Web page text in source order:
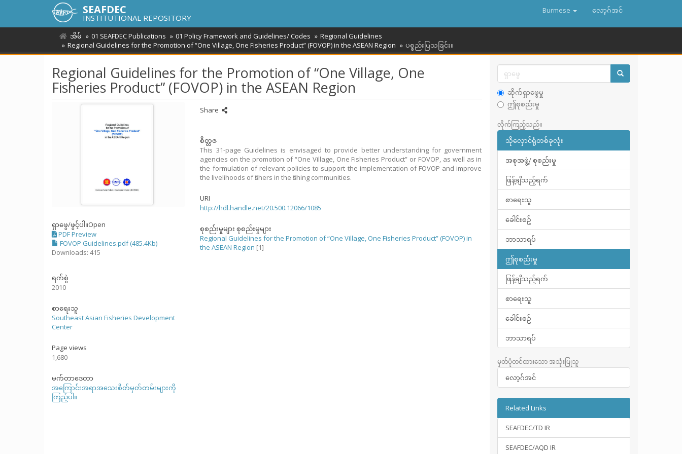
SEAFDEC
INSTITUTIONAL REPOSITORY
Burmese လော့ဂ်အင်
အိမ် 01 SEAFDEC Publications 01 Policy Framework and Guidelines/ Codes
Regional Guidelines
Regional Guidelines for the Promotion of “One Village, One Fisheries Product” (FOVOP) in the ASEAN Region
ပစ္စည်းပြသခြင်း။
Regional Guidelines for the Promotion of “One Village, One
Fisheries Product” (FOVOP) in the ASEAN Region
ရှာဖွေ/ဖွင့်ပါ။Open
PDF Preview
FOVOP Guidelines.pdf (485.4Kb)
Downloads: 415
ရက်စွဲ
2010
စာရေးသူ
Southeast Asian Fisheries Development
Center
Page views
1,680
မက်တာဒေတာ
အကြောင်းအရာအသေးစိတ်မှတ်တမ်းများကို
ကြည့်ပါ။
Share
စိတ္တဇ
This 31-page Guidelines is envisaged to provide better understanding for government
agencies on the promotion of “One Village, One Fisheries Product” or FOVOP, as well as in
the formulation of relevant policies to support the implementation of FOVOP and improve
the livelihoods of fishers in the fishing communities.
URI
http://hdl.handle.net/20.500.12066/1085
စုစည်းမှုများ စုစည်းမှုများ
Regional Guidelines for the Promotion of “One Village, One Fisheries Product” (FOVOP) in
the ASEAN Region [1]
ဆိုက်ရှာဖွေမှု
ဤစုစည်းမှု
လိုက်ကြည့်သည်။
သိုလှောင်ရုံတစ်ခုလုံး
အစုအဖွဲ့/ စုစည်းမှု
ဖြန့်ချိသည့်ရက်
စာရေးသူ
ခေါင်းစဥ်
ဘာသာရပ်
ဤစုစည်းမှု
ဖြန့်ချိသည့်ရက်
စာရေးသူ
ခေါင်းစဥ်
ဘာသာရပ်
မှတ်ပုံတင်ထားသော အသုံးပြုသူ
လော့ဂ်အင်
Related Links
SEAFDEC/TD IR
SEAFDEC/AQD IR